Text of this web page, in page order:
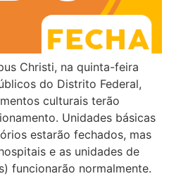
Christi, na quinta-feira
do Distrito Federal,
culturais terão
Unidades básicas
estarão fechados, mas
e as unidades de
funcionarão normalmente.